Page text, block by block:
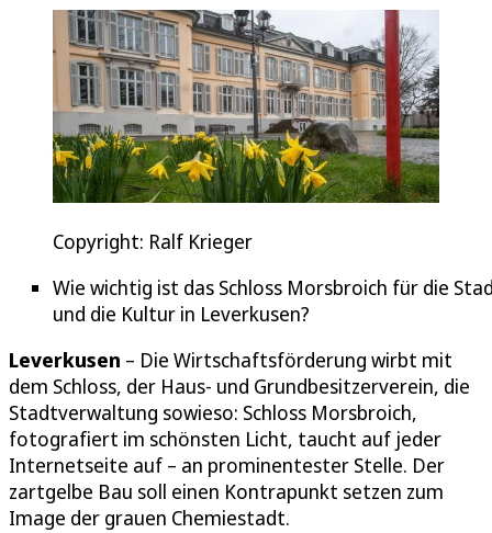
Copyright: Ralf Krieger
Wie wichtig ist das Schloss Morsbroich für die
und die Kultur in Leverkusen?
Leverkusen – Die Wirtschaftsförderung wirbt mit
dem Schloss, der Haus- und Grundbesitzerverein, die
Stadtverwaltung sowieso: Schloss Morsbroich,
fotografiert im schönsten Licht, taucht auf jeder
Internetseite auf – an prominentester Stelle. Der
zartgelbe Bau soll einen Kontrapunkt setzen zum
Image der grauen Chemiestadt.